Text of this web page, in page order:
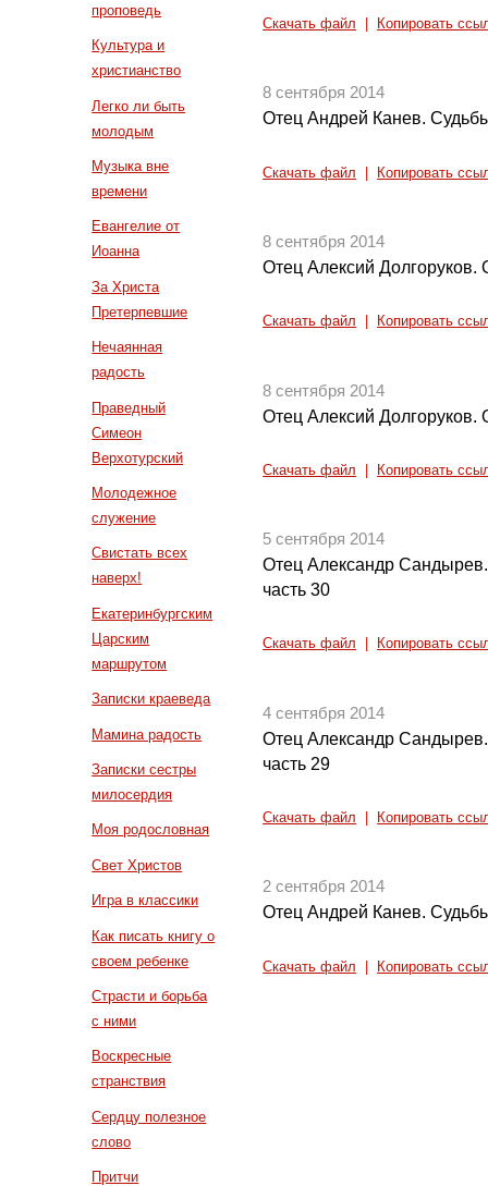
проповедь
Культура и
христианство
Легко ли быть
молодым
Музыка вне
времени
Евангелие от
Иоанна
За Христа
Претерпевшие
Нечаянная
радость
Праведный
Симеон
Верхотурский
Молодежное
служение
Свистать всех
наверх!
Екатеринбургским
Царским
маршрутом
Записки краеведа
Мамина радость
Записки сестры
милосердия
Моя родословная
Свет Христов
Игра в классики
Как писать книгу о
своем ребенке
Страсти и борьба
с ними
Воскресные
странствия
Сердцу полезное
слово
Притчи
Скачать файл Копировать
8 сентября 2014
Отец Андрей Канев.
Скачать файл Копировать
8 сентября 2014
Отец Алексий Долгоруков.
Скачать файл Копировать
8 сентября 2014
Отец Алексий Долгоруков.
Скачать файл Копировать
5 сентября 2014
Отец Александр
часть 30
Скачать файл Копировать
4 сентября 2014
Отец Александр
часть 29
Скачать файл Копировать
2 сентября 2014
Отец Андрей Канев.
Скачать файл Копировать